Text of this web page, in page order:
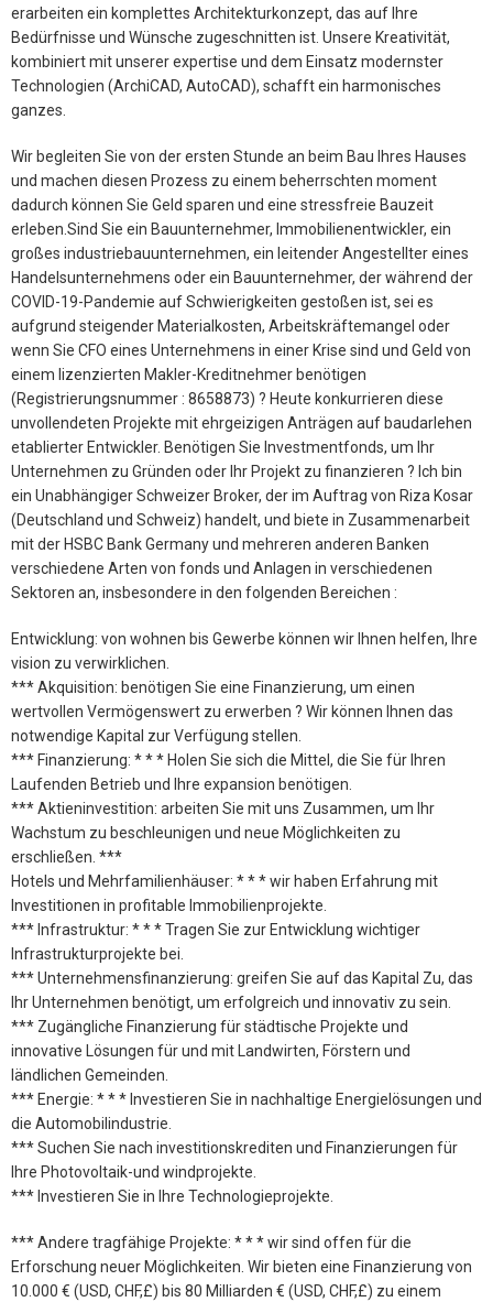
erarbeiten ein komplettes Architekturkonzept, das auf Ihre
Bedürfnisse und Wünsche zugeschnitten ist. Unsere Kreativität,
kombiniert mit unserer expertise und dem Einsatz modernster
Technologien (ArchiCAD, AutoCAD), schafft ein harmonisches
ganzes.
Wir begleiten Sie von der ersten Stunde an beim Bau Ihres Hauses
und machen diesen Prozess zu einem beherrschten moment
dadurch können Sie Geld sparen und eine stressfreie Bauzeit
erleben.Sind Sie ein Bauunternehmer, Immobilienentwickler, ein
großes industriebauunternehmen, ein leitender Angestellter eines
Handelsunternehmens oder ein Bauunternehmer, der während der
COVID-19-Pandemie auf Schwierigkeiten gestoßen ist, sei es
aufgrund steigender Materialkosten, Arbeitskräftemangel oder
wenn Sie CFO eines Unternehmens in einer Krise sind und Geld von
einem lizenzierten Makler-Kreditnehmer benötigen
(Registrierungsnummer : 8658873) ? Heute konkurrieren diese
unvollendeten Projekte mit ehrgeizigen Anträgen auf baudarlehen
etablierter Entwickler. Benötigen Sie Investmentfonds, um Ihr
Unternehmen zu Gründen oder Ihr Projekt zu finanzieren ? Ich bin
ein Unabhängiger Schweizer Broker, der im Auftrag von Riza Kosar
(Deutschland und Schweiz) handelt, und biete in Zusammenarbeit
mit der HSBC Bank Germany und mehreren anderen Banken
verschiedene Arten von fonds und Anlagen in verschiedenen
Sektoren an, insbesondere in den folgenden Bereichen :
Entwicklung: von wohnen bis Gewerbe können wir Ihnen helfen, Ihre
vision zu verwirklichen.
*** Akquisition: benötigen Sie eine Finanzierung, um einen
wertvollen Vermögenswert zu erwerben ? Wir können Ihnen das
notwendige Kapital zur Verfügung stellen.
*** Finanzierung: * * * Holen Sie sich die Mittel, die Sie für Ihren
Laufenden Betrieb und Ihre expansion benötigen.
*** Aktieninvestition: arbeiten Sie mit uns Zusammen, um Ihr
Wachstum zu beschleunigen und neue Möglichkeiten zu
erschließen. ***
Hotels und Mehrfamilienhäuser: * * * wir haben Erfahrung mit
Investitionen in profitable Immobilienprojekte.
*** Infrastruktur: * * * Tragen Sie zur Entwicklung wichtiger
Infrastrukturprojekte bei.
*** Unternehmensfinanzierung: greifen Sie auf das Kapital Zu, das
Ihr Unternehmen benötigt, um erfolgreich und innovativ zu sein.
*** Zugängliche Finanzierung für städtische Projekte und
innovative Lösungen für und mit Landwirten, Förstern und
ländlichen Gemeinden.
*** Energie: * * * Investieren Sie in nachhaltige Energielösungen und
die Automobilindustrie.
*** Suchen Sie nach investitionskrediten und Finanzierungen für
Ihre Photovoltaik-und windprojekte.
*** Investieren Sie in Ihre Technologieprojekte.
*** Andere tragfähige Projekte: * * * wir sind offen für die
Erforschung neuer Möglichkeiten. Wir bieten eine Finanzierung von
10.000 € (USD, CHF,£) bis 80 Milliarden € (USD, CHF,£) zu einem